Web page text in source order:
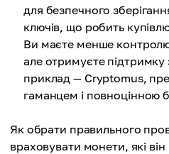
для безпечного
ключів, що робить
Ви маєте менше
але отримуєте
приклад — Cryptomus,
гаманцем і повноцінною
Як обрати правильного
враховувати монети, які він